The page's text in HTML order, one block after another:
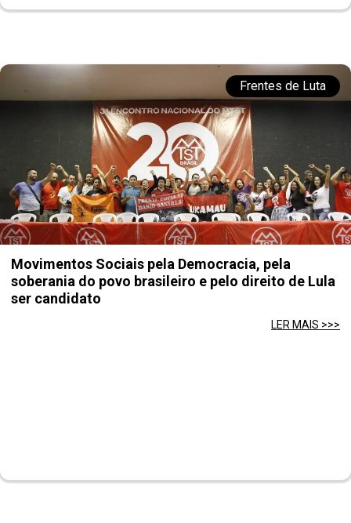
Frentes de Luta
Movimentos Sociais pela Democracia, pela
soberania do povo brasileiro e pelo direito de Lula
ser candidato
LER MAIS >>>